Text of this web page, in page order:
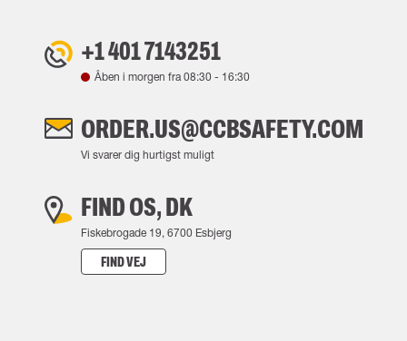
+1 401 7143251
Åben i morgen fra08:30- 16:30
ORDER.US@CCBSAFETY.COM
Vi svarer dig hurtigst muligt
FIND OS, DK
Fiskebrogade 19, 6700 Esbjerg
FIND VEJ